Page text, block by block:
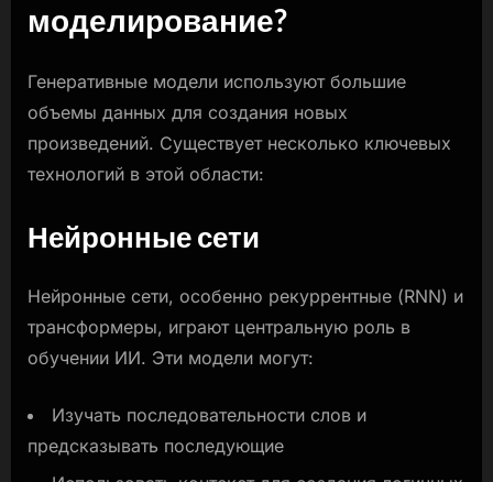
моделирование?
Генеративные модели используют большие
объемы данных для создания новых
произведений. Существует несколько ключевых
технологий в этой области:
Нейронные сети
Нейронные сети, особенно рекуррентные (RNN) и
трансформеры, играют центральную роль в
обучении ИИ. Эти модели могут:
Изучать последовательности слов и
предсказывать последующие